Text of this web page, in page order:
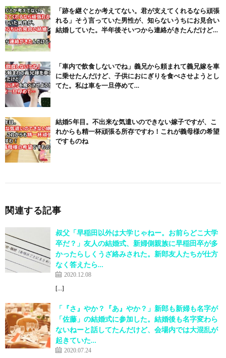
「跡を継ぐとか考えてない。君が支えてくれるなら頑張
れる」そう言っていた男性が、知らないうちにお見合い
結婚していた。半年後そいつから連絡がきたんだけど…
「車内で飲食しないでね」義兄から頼まれて義兄嫁を車
に乗せたんだけど、子供におにぎりを食べさせようとし
てた。私は車を一旦停めて…
結婚5年目。不出来な気遣いのできない嫁子ですが、こ
れからも精一杯頑張る所存ですわ！これが義母様の希望
ですものね
関連する記事
叔父「早稲田以外は大学じゃねー。お前らどこ大学
卒だ？」友人の結婚式、新婦側親族に早稲田卒が多
かったらしくうざ絡みされた。新郎友人たちが仕方
なく答えたら…
2020.12.08
[…]
「『さ』やか？『あ』やか？」新郎も新婦も名字が
「佐藤」の結婚式に参加した。結婚後も名字変わら
ないねーと話してたんだけど、会場内では大混乱が
起きていた…
2020.07.24